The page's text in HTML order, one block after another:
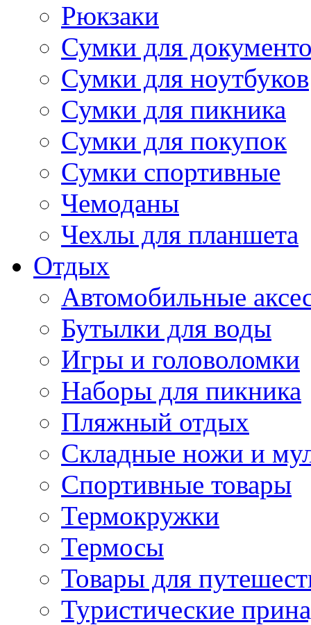
Рюкзаки
Сумки для
Сумки для ноутбуков
Сумки для пикника
Сумки для покупок
Сумки спортивные
Чемоданы
Чехлы для планшета
Отдых
Автомобильные
Бутылки для воды
Игры и головоломки
Наборы для пикника
Пляжный отдых
Складные ножи и
Спортивные товары
Термокружки
Термосы
Товары для
Туристические